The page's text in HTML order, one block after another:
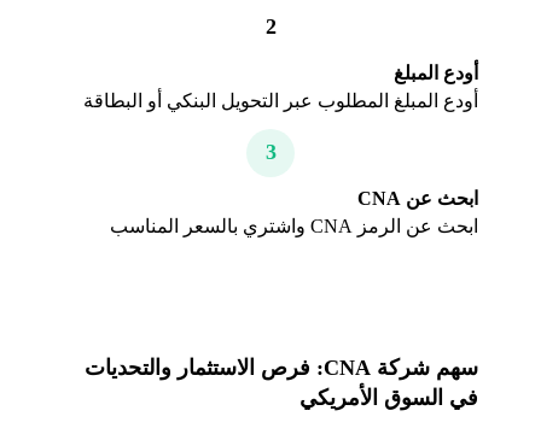
2
أودع المبلغ
أودع المبلغ المطلوب عبر التحويل البنكي أو البطاقة
3
ابحث عن CNA
ابحث عن الرمز CNA واشتري بالسعر المناسب
سهم شركة CNA: فرص الاستثمار والتحديات
في السوق الأمريكي